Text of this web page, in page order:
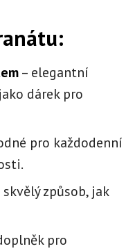
– elegantní
dárek pro
pro každodenní
způsob, jak
pro